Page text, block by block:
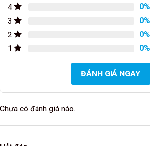
4
0%
3
0%
2
0%
1
0%
ĐÁNH GIÁ NGAY
Chưa có đánh giá nào.